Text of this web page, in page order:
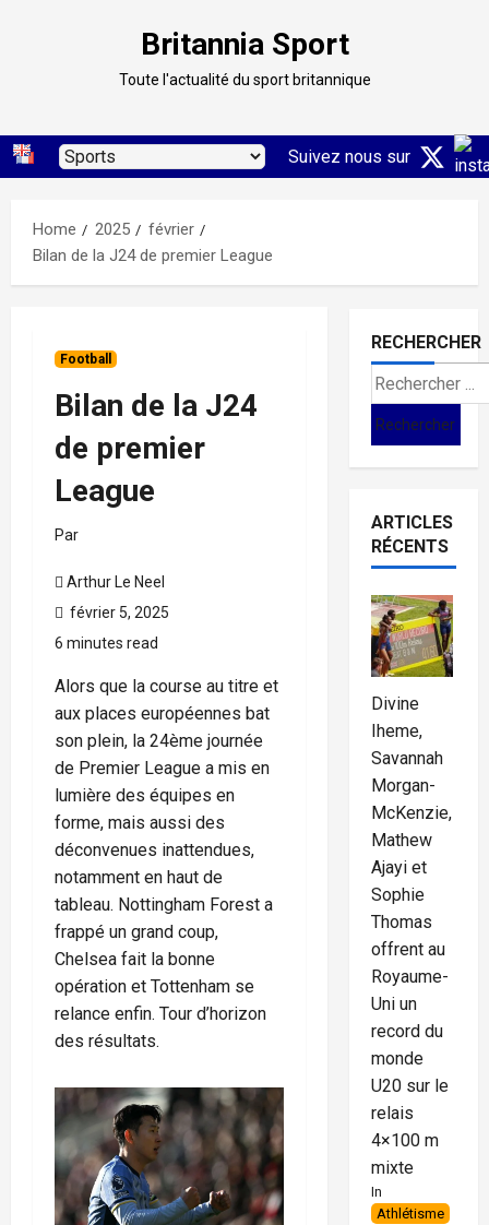
Britannia Sport
Toute l'actualité du sport britannique
Suivez nous sur
Home 2025
février
Bilan de la J24 de premier League
Football
Bilan de la J24
de premier
League
Par
Arthur Le Neel
février 5, 2025
6 minutes read
Alors que la course au titre et
aux places européennes bat
son plein, la 24ème journée
de Premier League a mis en
lumière des équipes en
forme, mais aussi des
déconvenues inattendues,
notamment en haut de
tableau. Nottingham Forest a
frappé un grand coup,
Chelsea fait la bonne
opération et Tottenham se
relance enfin. Tour d’horizon
des résultats.
RECHERCHER
Search
for:
ARTICLES
RÉCENTS
Divine
Iheme,
Savannah
Morgan-
McKenzie,
Mathew
Ajayi et
Sophie
Thomas
offrent au
Royaume-
Uni un
record du
monde
U20 sur le
relais
4×100 m
mixte
In
Athlétisme